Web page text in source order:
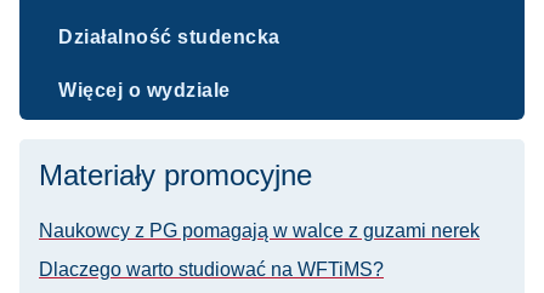
Działalność studencka
Więcej o wydziale
Materiały promocyjne
Naukowcy z PG pomagają w walce z guzami nerek
Dlaczego warto studiować na WFTiMS?